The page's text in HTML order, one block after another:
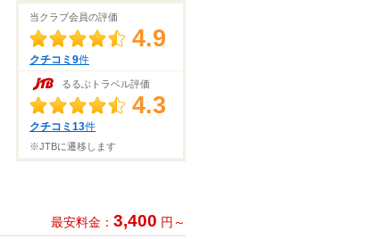
当クラブ会員の評価
4.9
クチコミ9件
るるぶトラベル評価
4.3
クチコミ13件
※JTBに遷移します
最安料金：3,400 円～